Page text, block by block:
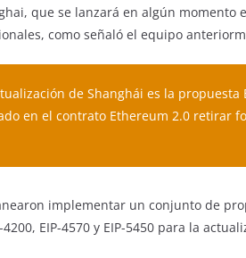
que se lanzará en algún momento
como señaló el equipo
de Shanghái es la propuesta
en el contrato Ethereum 2.0 retirar
implementar un conjunto de
4200, EIP-4570 y EIP-5450 para la